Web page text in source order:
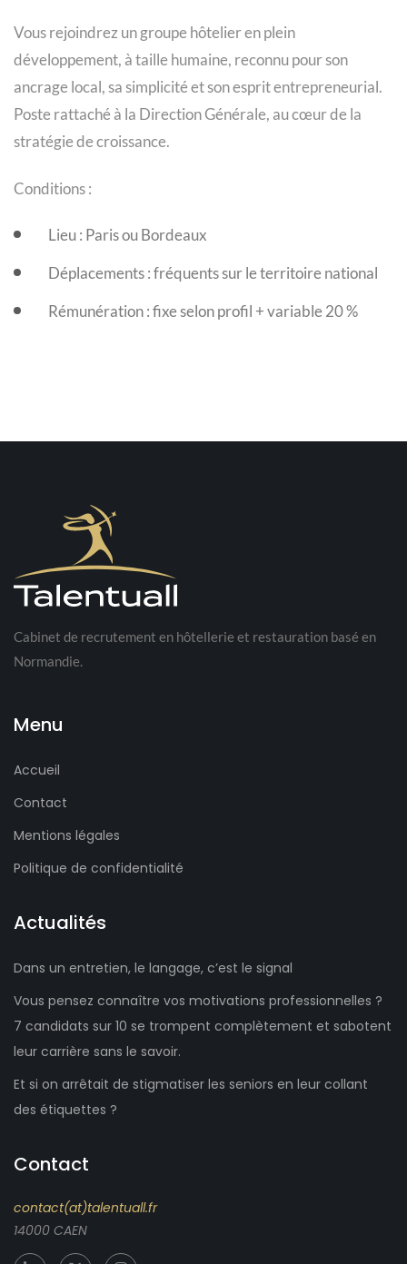
Vous rejoindrez un groupe hôtelier en plein
développement, à taille humaine, reconnu pour son
ancrage local, sa simplicité et son esprit entrepreneurial.
Poste rattaché à la Direction Générale, au cœur de la
stratégie de croissance.
Conditions :
Lieu : Paris ou Bordeaux
Déplacements : fréquents sur le territoire national
Rémunération : fixe selon profil + variable 20 %
Cabinet de recrutement en hôtellerie et restauration basé en
Normandie.
Menu
Accueil
Contact
Mentions légales
Politique de confidentialité
Actualités
Dans un entretien, le langage, c’est le signal
Vous pensez connaître vos motivations professionnelles ?
7 candidats sur 10 se trompent complètement et sabotent
leur carrière sans le savoir.
Et si on arrêtait de stigmatiser les seniors en leur collant
des étiquettes ?
Contact
contact(at)talentuall.fr
14000 CAEN